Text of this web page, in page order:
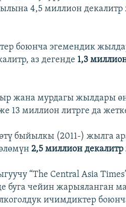
4,5 миллион
боюнча эгемендик
аз дегенде 1,3
жана мурдагы жылдары
13 миллион литрге да
быйылкы (2011-) жылга
2,5 миллион
“The Central Asia
буга чейин жарыяланган
ичимдиктер